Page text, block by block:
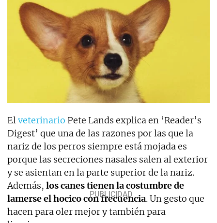
Elveterinario Pete Lands explica en ‘Reader’s
Digest’ que una de las razones por las que la
nariz de los perros siempre está mojada es
porque las secreciones nasales salen al exterior
y se asientan en la parte superior de la nariz.
Además, los canes tienen la costumbre de
lamerse el hocico con frecuencia. Un gesto que
hacen para oler mejor y también para